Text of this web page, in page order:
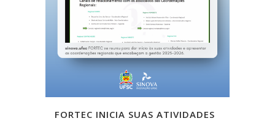
FORTEC INICIA SUAS ATIVIDADES